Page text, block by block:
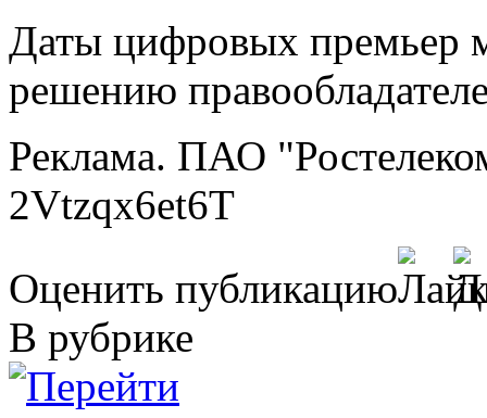
Даты цифровых премьер
решению
Реклама. ПАО
2Vtzqx6et6T
Оценить публикацию
В рубрике